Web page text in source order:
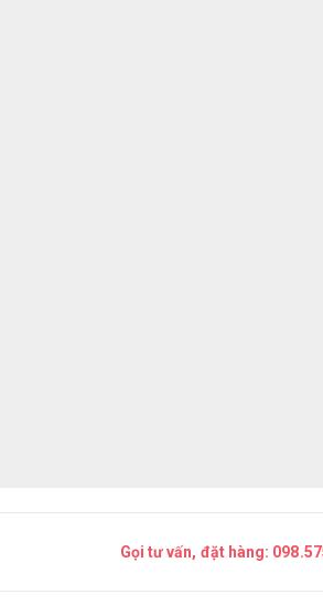
Gọi tư vấn, đặt hàng: